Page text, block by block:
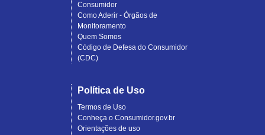
Consumidor
Como Aderir - Órgãos de
Monitoramento
Quem Somos
Código de Defesa do Consumidor
(CDC)
Política de Uso
Termos de Uso
Conheça o Consumidor.gov.br
Orientações de uso